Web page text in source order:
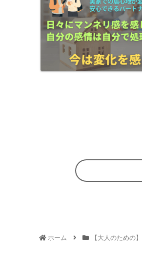
ホーム 【大人のための